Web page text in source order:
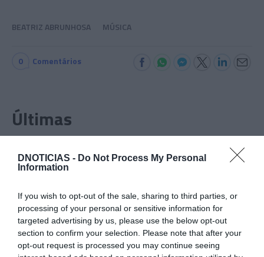
DNOTICIAS - Do Not Process My Personal
Information
If you wish to opt-out of the sale, sharing to third parties, or
processing of your personal or sensitive information for
targeted advertising by us, please use the below opt-out
section to confirm your selection. Please note that after your
opt-out request is processed you may continue seeing
BEATRIZ ABRUNHOSA MÚSICA
0 Comentários
Últimas
Mariano regressa ao Marginal e Summer Jam anima o
CRISTIANO RONALDO
“Muda o corpo de todas as mulheres”